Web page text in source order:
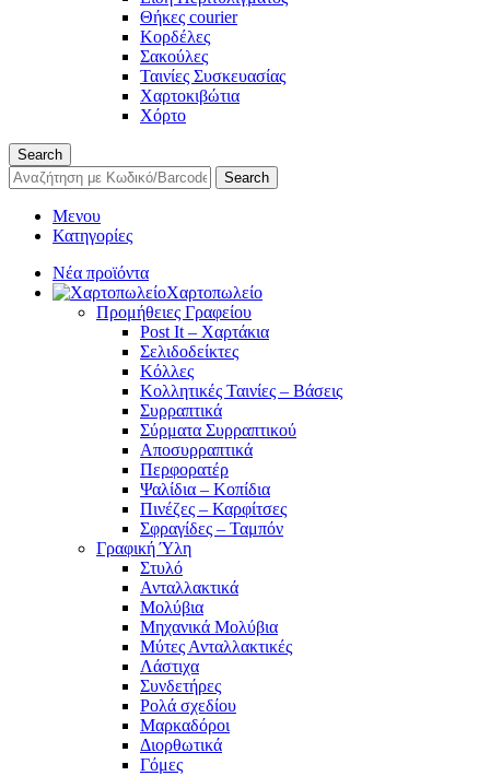
Θήκες courier
Κορδέλες
Σακούλες
Ταινίες Συσκευασίας
Χαρτοκιβώτια
Χόρτο
Search
Search
Μενου
Κατηγορίες
Νέα προϊόντα
Χαρτοπωλείο
Προμήθειες Γραφείου
Post It – Χαρτάκια
Σελιδοδείκτες
Κόλλες
Κολλητικές Ταινίες – Βάσεις
Συρραπτικά
Σύρματα Συρραπτικού
Αποσυρραπτικά
Περφορατέρ
Ψαλίδια – Κοπίδια
Πινέζες – Καρφίτσες
Σφραγίδες – Ταμπόν
Γραφική Ύλη
Στυλό
Ανταλλακτικά
Μολύβια
Μηχανικά Μολύβια
Μύτες Ανταλλακτικές
Λάστιχα
Συνδετήρες
Ρολά σχεδίου
Μαρκαδόροι
Διορθωτικά
Γόμες